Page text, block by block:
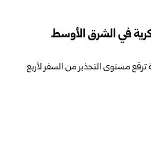
في الشرق الأوسط